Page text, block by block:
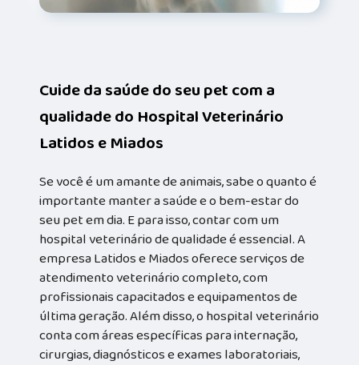
Cuide da saúde do seu pet com a
qualidade do Hospital Veterinário
Latidos e Miados
Se você é um amante de animais, sabe o quanto é
importante manter a saúde e o bem-estar do
seu pet em dia. E para isso, contar com um
hospital veterinário de qualidade é essencial. A
empresa Latidos e Miados oferece serviços de
atendimento veterinário completo, com
profissionais capacitados e equipamentos de
última geração. Além disso, o hospital veterinário
conta com áreas específicas para internação,
cirurgias, diagnósticos e exames laboratoriais,